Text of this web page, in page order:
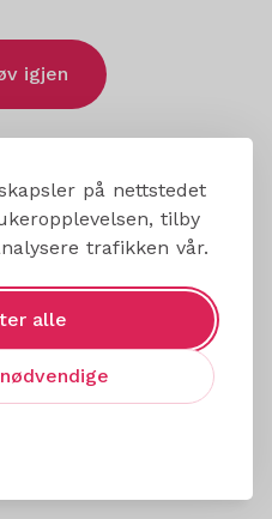
på nettstedet
tilby
trafikken vår.
alle
igjen